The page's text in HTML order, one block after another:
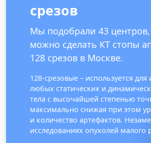
срезов
Мы подобрали 43 центров,
можно сделать КТ стопы
128 срезов в Москве.
128-срезовые – используется для
любых статических и
тела с высочайшей степенью
максимально снижая при этом
и количество артефактов.
исследованиях опухолей малого